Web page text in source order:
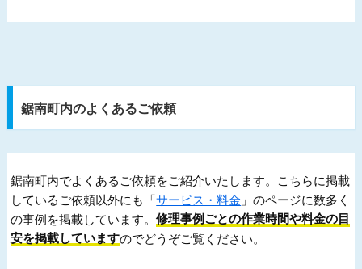
鋸南町内のよくあるご依頼
鋸南町内でよくあるご依頼をご紹介いたします。こちらに掲載
しているご依頼以外にも「サービス・料金 」のページに数多く
の事例を掲載しています。修理事例ごとの作業時間や料金の目
安を掲載していますのでどうぞご覧ください。